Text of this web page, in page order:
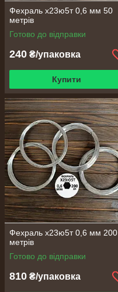
Фехраль х23ю5т 0,6 мм 50
метрів
Готово до відправки
240 ₴/упаковка
Купити
Фехраль х23ю5т 0,6 мм 200
метрів
Готово до відправки
810 ₴/упаковка